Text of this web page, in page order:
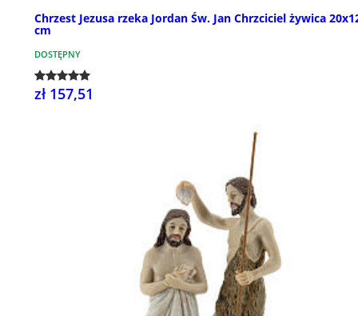
Chrzest Jezusa rzeka Jordan Św. Jan Chrzciciel żywica
cm
DOSTĘPNY
zł 157,51